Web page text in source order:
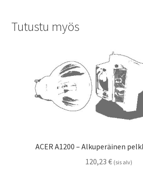
Tutustu myös
ACER A1200 – Alkuperäinen
120,23 € (sis alv)